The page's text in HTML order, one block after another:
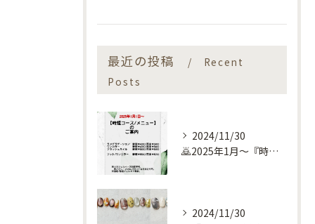
最近の投稿
Recent
Posts
2024/11/30
🙇2025年1月～『時短コース』のお知らせ🙇
2024/11/30